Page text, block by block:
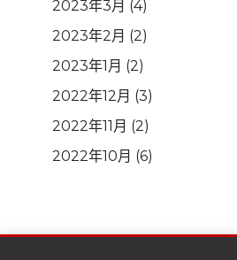
2023年3月 (4)
2023年2月 (2)
2023年1月 (2)
2022年12月 (3)
2022年11月 (2)
2022年10月 (6)